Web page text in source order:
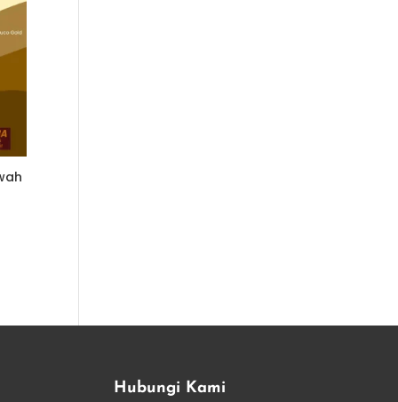
Hubungi Kami